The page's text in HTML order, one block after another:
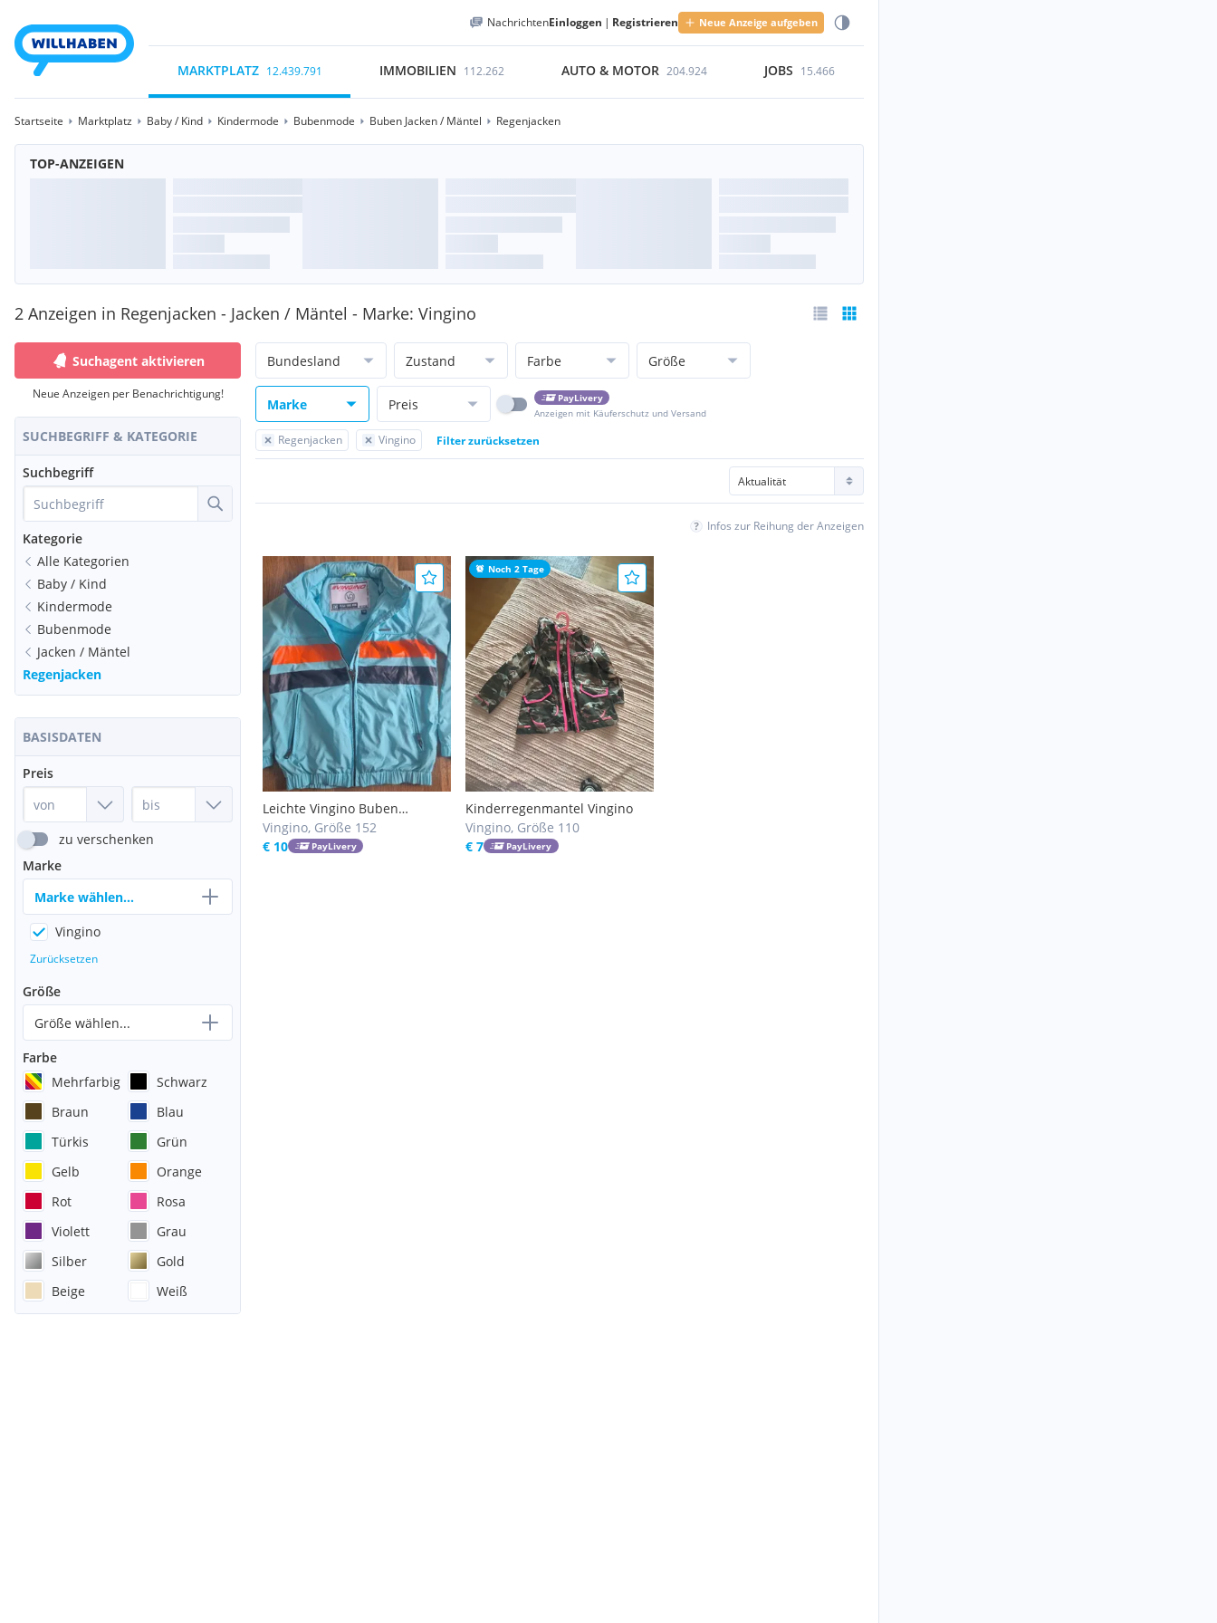
NachrichtenEinloggen | Registrieren Neue Anzeige aufgeben
MARKTPLATZ 12.439.791 IMMOBILIEN 112.262 AUTO & MOTOR 204.924 JOBS 15.466
Startseite Marktplatz Baby / Kind Kindermode Bubenmode Buben Jacken / Mäntel Regenjacken
TOP-ANZEIGEN
2 Anzeigen in Regenjacken - Jacken / Mäntel - Marke: Vingino
Suchagent aktivieren
Neue Anzeigen per Benachrichtigung!
SUCHBEGRIFF & KATEGORIE
Suchbegriff
Kategorie
Alle Kategorien
Baby / Kind
Kindermode
Bubenmode
Jacken / Mäntel
Regenjacken
BASISDATEN
Preis
zu verschenken
Marke
Marke wählen...
Vingino
Zurücksetzen
Größe
Größe wählen...
Farbe
Mehrfarbig
Schwarz
Braun
Blau
Türkis
Grün
Gelb
Orange
Rot
Rosa
Violett
Grau
Silber
Gold
Beige
Weiß
Bundesland Zustand Farbe Größe
Marke Preis
PayLivery
Anzeigen mit Käuferschutz und Versand
Regenjacken Vingino Filter zurücksetzen
Infos zur Reihung der Anzeigen
Leichte Vingino Buben
Sommerjacke Gr.152
Vingino, Größe 152
€ 10
PayLivery
Noch 2 Tage
Kinderregenmantel Vingino
Vingino, Größe 110
€ 7
PayLivery